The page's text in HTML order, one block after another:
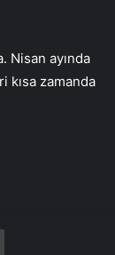
Nisan ayında
kısa zamanda
Yazdır